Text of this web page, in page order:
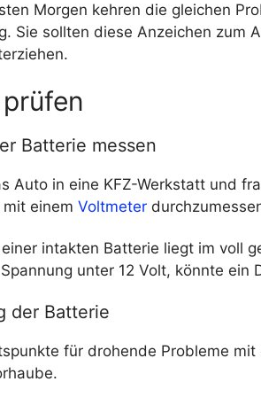
Morgen kehren die gleichen
Sie sollten diese Anzeichen zum
Batterie messen
Auto in eine KFZ-Werkstatt und
einem Voltmeter
intakten Batterie liegt im voll
unter 12 Volt, könnte ein
der Batterie
für drohende Probleme